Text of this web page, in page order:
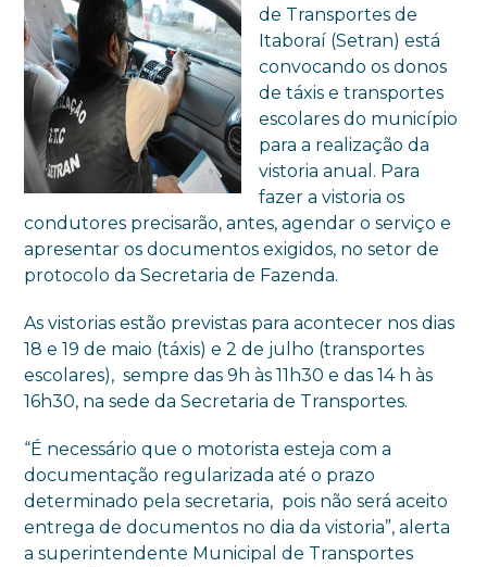
de Transportes de
Itaboraí (Setran) está
convocando os donos
de táxis e transportes
escolares do município
para a realização da
vistoria anual. Para
fazer a vistoria os
condutores precisarão, antes, agendar o serviço e
apresentar os documentos exigidos, no setor de
protocolo da Secretaria de Fazenda.
As vistorias estão previstas para acontecer nos dias
18 e 19 de maio (táxis) e 2 de julho (transportes
escolares), sempre das 9h às 11h30 e das 14 h às
16h30, na sede da Secretaria de Transportes.
“É necessário que o motorista esteja com a
documentação regularizada até o prazo
determinado pela secretaria, pois não será aceito
entrega de documentos no dia da vistoria”, alerta
a superintendente Municipal de Transportes